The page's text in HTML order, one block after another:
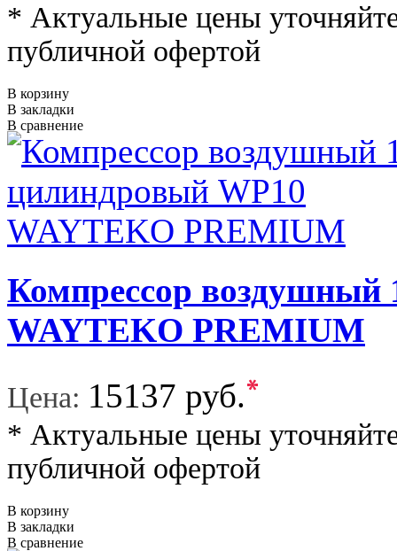
* Актуальные цены
публичной офертой
В корзину
В закладки
В сравнение
Компрессор воздушный
WAYTEKO PREMIUM
Цена: 15137 руб.*
* Актуальные цены
публичной офертой
В корзину
В закладки
В сравнение